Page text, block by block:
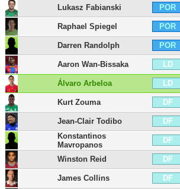
Lukasz Fabianski POR
Raphael Spiegel POR
Darren Randolph POR
Aaron Wan-Bissaka LD
Álvaro Arbeloa LD
Kurt Zouma DF
Jean-Clair Todibo DF
Konstantinos
Mavropanos
DF
Winston Reid DF
James Collins DF